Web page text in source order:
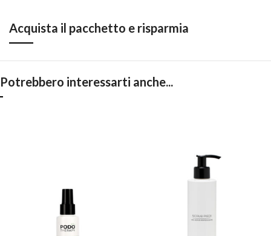
Acquista il pacchetto e risparmia
Potrebbero interessarti anche...